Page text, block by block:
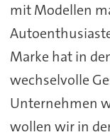
mit Modellen
Marke hat in
wechselvolle
Unternehmen
wollen wir in